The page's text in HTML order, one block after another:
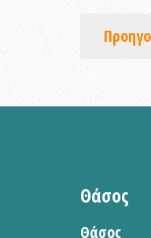
Θάσος
Θάσος